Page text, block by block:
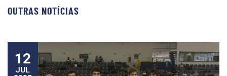
OUTRAS NOTÍCIAS
12
JUL